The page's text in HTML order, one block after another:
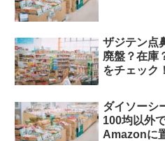
ザジテン点
廃盤？在庫
をチェック！
ダイソーシ
100均以外
Amazonに